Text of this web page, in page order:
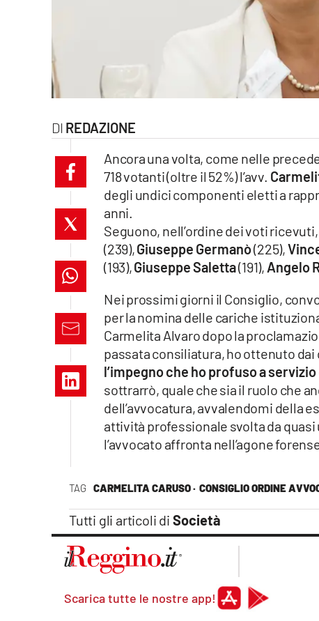
cosenzachannel.it
ilvibonese.it
catanzarochannel.it
lacapitalenews.it
REDAZIONE
TAG CARMELITA CARUSO · CONSIGLIO ORDINE
Tutti gli articoli di Società
Ancora una volta, come nelle
718 votanti (oltre il 52%) l’avv.
degli undici componenti eletti a
anni.
Seguono, nell’ordine dei voti
(239),Giuseppe Germanò(225),
(193),Giuseppe Saletta(191), Angelo
Nei prossimi giorni il Consiglio,
per la nomina delle cariche
Carmelita Alvaro dopo la
passata consiliatura, ho ottenuto dai
l’impegno che ho profuso a
sottrarrò, quale che sia il ruolo che
dell’avvocatura, avvalendomi della
attività professionale svolta da
l’avvocato affronta nell’agone
Scarica tutte le nostre app!